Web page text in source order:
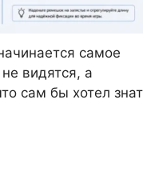
самое
видятся, а
сам бы хотел